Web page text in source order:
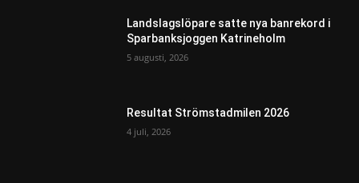
Landslagslöpare satte nya banrekord i
Sparbanksjoggen Katrineholm
5 augusti, 2026
Resultat Strömstadmilen 2026
4 juli, 2026